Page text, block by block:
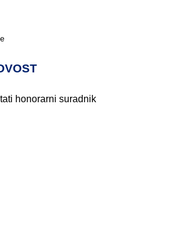
honorarni suradnik